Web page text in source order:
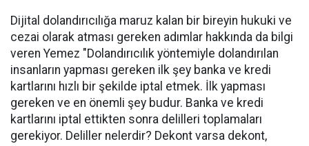
Dijital dolandırıcılığa maruz kalan bir bireyin hukuki ve
cezai olarak atması gereken adımlar hakkında da bilgi
veren Yemez "Dolandırıcılık yöntemiyle dolandırılan
insanların yapması gereken ilk şey banka ve kredi
kartlarını hızlı bir şekilde iptal etmek. İlk yapması
gereken ve en önemli şey budur. Banka ve kredi
kartlarını iptal ettikten sonra delilleri toplamaları
gerekiyor. Deliller nelerdir? Dekont varsa dekont,